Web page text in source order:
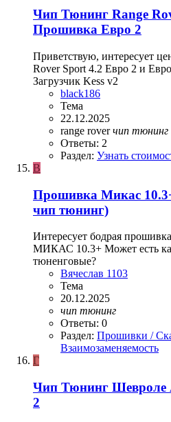
Чип Тюнинг Range
Прошивка Евро 2
Приветствую, интересует
Rover Sport 4.2 Евро 2 и
Загрузчик Kess v2
black186
Тема
22.12.2025
range roverчип тюнинг
Ответы: 2
Раздел: Узнать
В
Прошивка Микас
чип тюнинг)
Интересует бодрая
МИКАС 10.3+ Может есть
тюненговые?
Вячеслав 1103
Тема
20.12.2025
чип тюнинг
Ответы: 0
Раздел: Прошивки /
Взаимозаменяемость
Г
Чип Тюнинг Шевроле
2